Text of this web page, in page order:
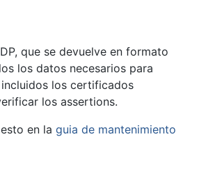
que se devuelve en formato
los datos necesarios para
los certificados
los assertions.
en la guia de mantenimiento